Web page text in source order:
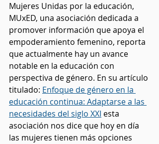
Mujeres Unidas por la educación,
MUxED, una asociación dedicada a
promover información que apoya el
empoderamiento femenino, reporta
que actualmente hay un avance
notable en la educación con
perspectiva de género. En su artículo
titulado: Enfoque de género en la
educación continua: Adaptarse a las
necesidades del siglo XXI esta
asociación nos dice que hoy en día
las mujeres tienen más opciones